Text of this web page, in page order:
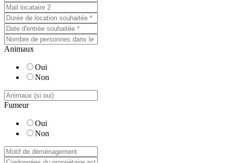
Animaux
Oui
Non
Fumeur
Oui
Non